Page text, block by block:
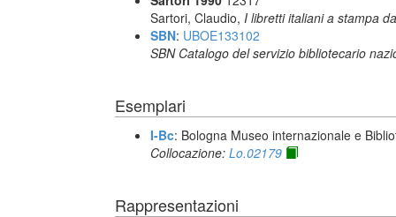
Sartori, Claudio, I libretti italiani a stampa
SBN: UBOE133102
SBN Catalogo del servizio bibliotecario
Esemplari
I-Bc: Bologna Museo internazionale e
Collocazione: Lo.02179
Rappresentazioni